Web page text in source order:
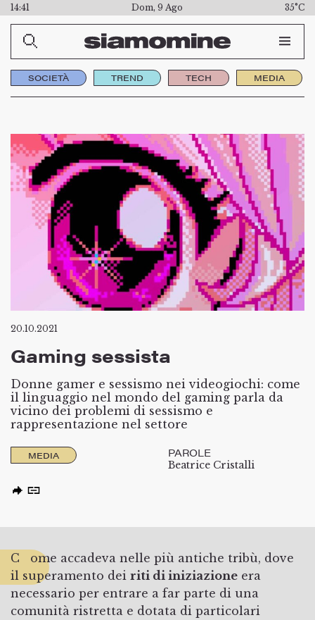
14:42 Dom, 9 Ago 35°C
SOCIETÀ TREND TECH MEDIA
20.10.2021
Gaming sessista
Donne gamer e sessismo nei videogiochi: come
il linguaggio nel mondo del gaming parla da
vicino dei problemi di sessismo e
rappresentazione nel settore
MEDIA PAROLE
Beatrice Cristalli
Come accadeva nelle più antiche tribù, dove
il superamento dei riti di iniziazione era
necessario per entrare a far parte di una
comunità ristretta e dotata di particolari